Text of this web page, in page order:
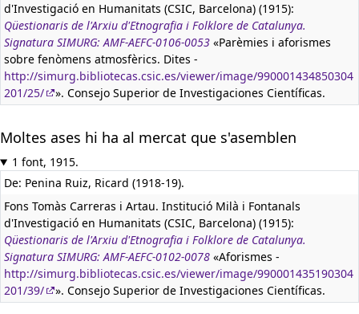
d'Investigació en Humanitats (CSIC, Barcelona) (1915):
Qüestionaris de l'Arxiu d'Etnografia i Folklore de Catalunya.
Signatura SIMURG: AMF-AEFC-0106-0053 «Parèmies i aforismes
sobre fenòmens atmosfèrics. Dites -
http://simurg.bibliotecas.csic.es/viewer/image/990001434850304
201/25/
». Consejo Superior de Investigaciones Científicas.
Moltes ases hi ha al mercat que s'asemblen
1 font, 1915.
De: Penina Ruiz, Ricard (1918-19).
Fons Tomàs Carreras i Artau. Institució Milà i Fontanals
d'Investigació en Humanitats (CSIC, Barcelona) (1915):
Qüestionaris de l'Arxiu d'Etnografia i Folklore de Catalunya.
Signatura SIMURG: AMF-AEFC-0102-0078 «Aforismes -
http://simurg.bibliotecas.csic.es/viewer/image/990001435190304
201/39/
». Consejo Superior de Investigaciones Científicas.